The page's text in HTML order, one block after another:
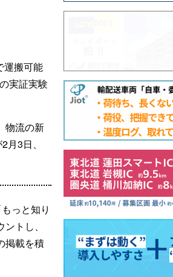
運搬可能
実証実験
物流の新
3日、
っと知り
トし、
掲載を積